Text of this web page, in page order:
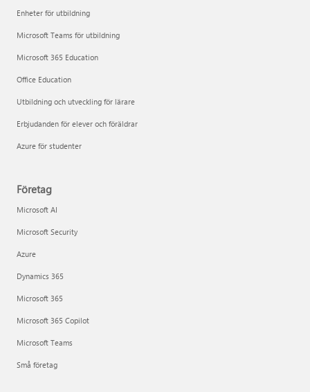
Enheter för utbildning
Microsoft Teams för utbildning
Microsoft 365 Education
Office Education
Utbildning och utveckling för lärare
Erbjudanden för elever och föräldrar
Azure för studenter
Företag
Microsoft AI
Microsoft Security
Azure
Dynamics 365
Microsoft 365
Microsoft 365 Copilot
Microsoft Teams
Små företag